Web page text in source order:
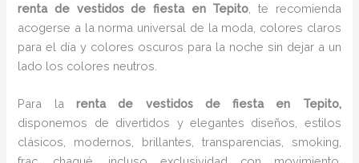
renta de vestidos de fiesta en Tepito , te recomienda
acogerse a la norma universal de la moda, colores claros
para el día y colores oscuros para la noche sin dejar a un
lado los colores neutros.
Para la renta de vestidos de fiesta
en Tepito,
disponemos de divertidos y elegantes diseños, estilos
clásicos, modernos, brillantes, transparencias, smoking,